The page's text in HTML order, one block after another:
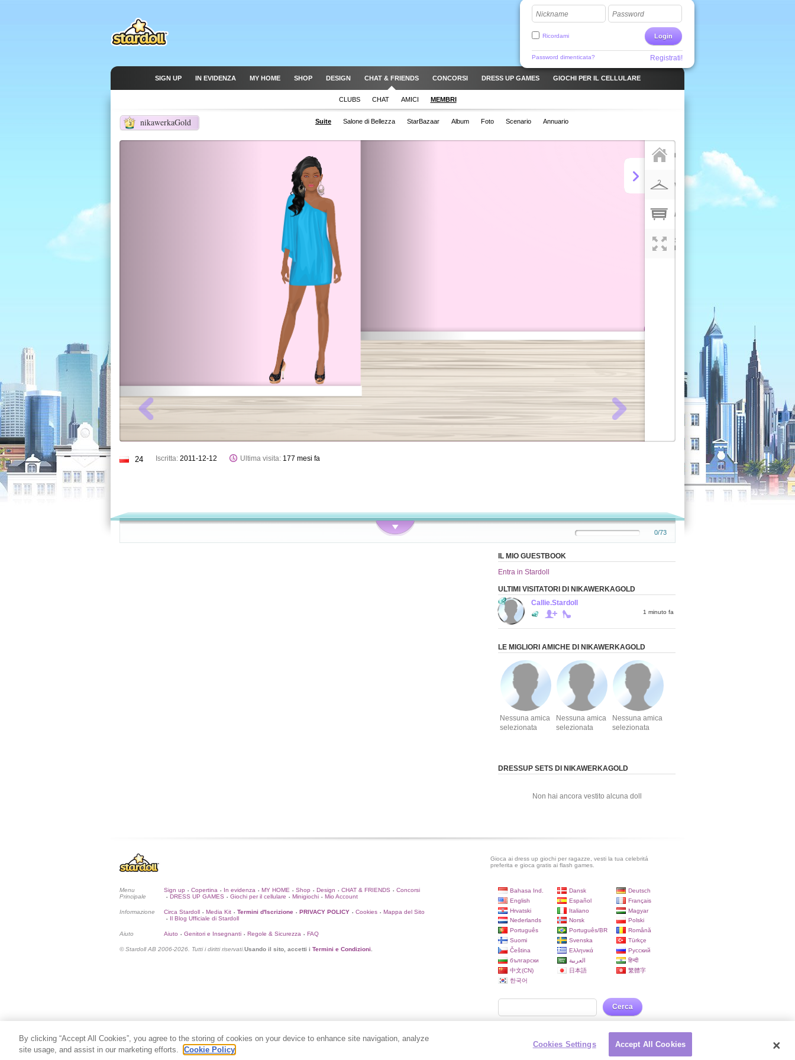
Nickname Password
Login
Ricordami
Password dimenticata? Registrati!
SIGN UP IN EVIDENZA MY HOME SHOP DESIGN CHAT & FRIENDS CONCORSI DRESS UP GAMES GIOCHI PER IL CELLULARE
CLUBS CHAT AMICI MEMBRI
nikawerkaGold
3 Suite Salone di Bellezza StarBazaar Album Foto Scenario Annuario
24 Iscritta: 2011-12-12 Ultima visita: 177 mesi fa
0/73
IL MIO GUESTBOOK
Entra in Stardoll
ULTIMI VISITATORI DI NIKAWERKAGOLD
Callie.Stardoll
1 minuto fa
LE MIGLIORI AMICHE DI NIKAWERKAGOLD
Nessuna amica
selezionata
Nessuna amica
selezionata
Nessuna amica
selezionata
DRESSUP SETS DI NIKAWERKAGOLD
Non hai ancora vestito alcuna doll
Gioca ai dress up giochi per ragazze, vesti la tua celebritá
preferita e gioca gratis ai flash games.
Menu
Principale
Sign up • Copertina • In evidenza • MY HOME • Shop • Design • CHAT & FRIENDS • Concorsi
• DRESS UP GAMES • Giochi per il cellulare • Minigiochi • Mio Account
Informazione Circa Stardoll • Media Kit • Termini d'Iscrizione • PRIVACY POLICY • Cookies • Mappa del Sito
• Il Blog Ufficiale di Stardoll
Aiuto Aiuto • Genitori e Insegnanti • Regole & Sicurezza • FAQ
© Stardoll AB 2006-2026. Tutti i diritti riservati.Usando il sito, accetti i Termini e Condizioni
Bahasa Ind. Dansk
Deutsch
English
Español
Français
Hrvatski
Italiano
Magyar
Nederlands
Norsk
Polski
Português
Português/BR
Română
Suomi
Svenska
Türkçe
Čeština
Ελληνικά
Русский
български
العربية
हिन्दी
中文(CN)
日本語
繁體字
한국어
Cerca
By clicking “Accept All Cookies”, you agree to the storing of cookies on your device to enhance site navigation, analyze
site usage, and assist in our marketing efforts.
Cookie Policy
Cookies Settings Accept All Cookies